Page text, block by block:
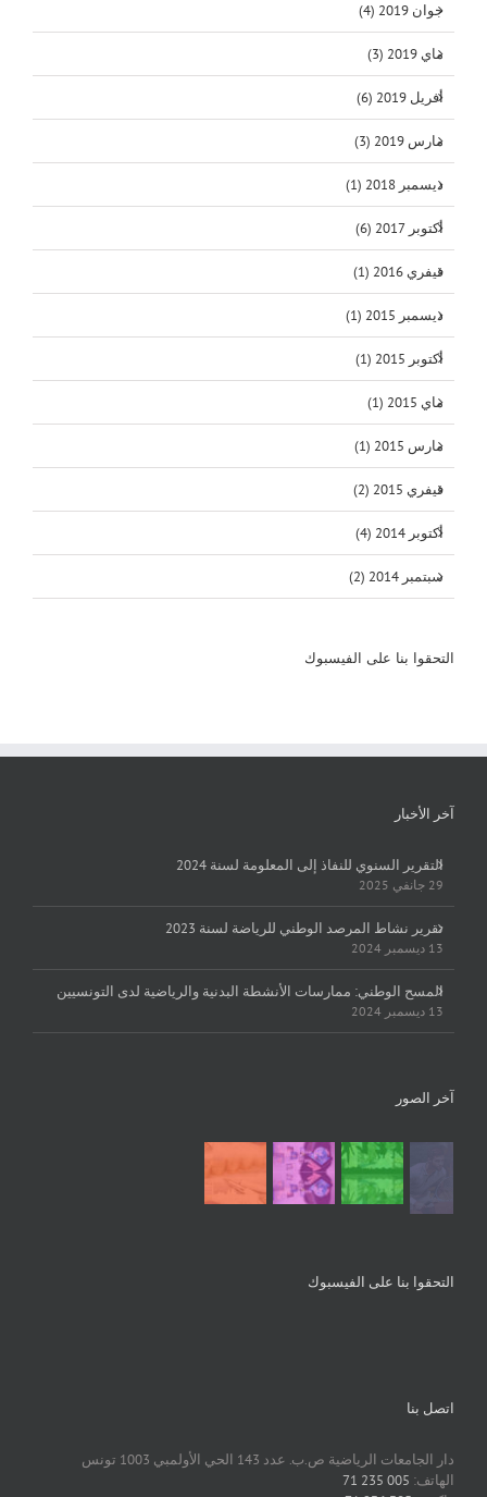
جوان 2019 (4)
ماي 2019 (3)
أفريل 2019 (6)
مارس 2019 (3)
ديسمبر 2018 (1)
أكتوبر 2017 (6)
فيفري 2016 (1)
ديسمبر 2015 (1)
أكتوبر 2015 (1)
ماي 2015 (1)
مارس 2015 (1)
فيفري 2015 (2)
أكتوبر 2014 (4)
سبتمبر 2014 (2)
التحقوا بنا على الفيسبوك
آخر الأخبار
التقرير السنوي للنفاذ إلى المعلومة لسنة 2024
29 جانفي 2025
تقرير نشاط المرصد الوطني للرياضة لسنة 2023
13 ديسمبر 2024
المسح الوطني: ممارسات الأنشطة البدنية والرياضية لدى التونسيين
13 ديسمبر 2024
آخر الصور
التحقوا بنا على الفيسبوك
اتصل بنا
دار الجامعات الرياضية ص.ب. عدد 143 الحي الأولمبي 1003 تونس
الهاتف: 005 235 71